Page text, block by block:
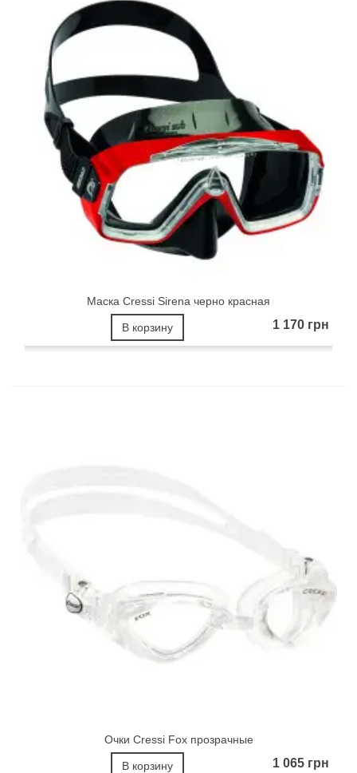
Маска Cressi Sirena черно красная
1 170 грн
В корзину
Очки Cressi Fox прозрачные
1 065 грн
В корзину